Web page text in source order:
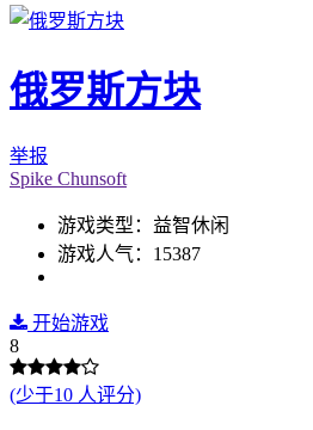
俄罗斯方块
举报
Spike Chunsoft
游戏类型：益智休闲
游戏人气：15387
开始游戏
8
(少于10 人评分)